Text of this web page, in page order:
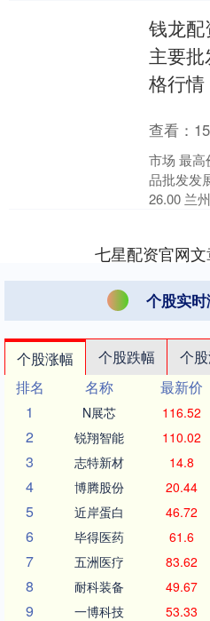
钱龙
主要
格行情
查看：
市场 最
品批发发
26.00 兰
七星配资官网
个股实
个股涨幅 个股跌幅 个
排名
名称 最新价
1
N展芯 116.52
2 锐翔智能 110.02
3 志特新材 14.8
4 博腾股份 20.44
5 近岸蛋白 46.72
6 毕得医药 61.6
7 五洲医疗 83.62
8 耐科装备 49.67
9 一博科技 53.33